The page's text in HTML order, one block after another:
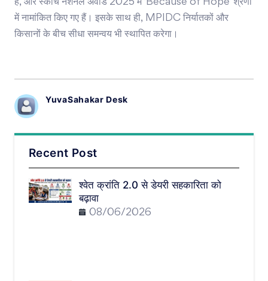
हैं, और स्कॉच नेशनल अवॉर्ड 2025 में ‘Because of Hope’ श्रेणी
में नामांकित किए गए हैं। इसके साथ ही, MPIDC निर्यातकों और
किसानों के बीच सीधा समन्वय भी स्थापित करेगा।
YuvaSahakar Desk
Recent Post
श्वेत क्रांति 2.0 से डेयरी सहकारिता को
बढ़ावा
08/06/2026